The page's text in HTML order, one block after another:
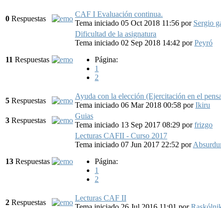
0 Respuestas
CAF I Evaluación continua.
Tema iniciado 05 Oct 2018 11:56 por Sergio
11 Respuestas
Dificultad de la asignatura
Tema iniciado 02 Sep 2018 14:42 porPeyró
Página:
1
2
5 Respuestas
Ayuda con la elección (Ejercitación en el
Tema iniciado 06 Mar 2018 00:58 porIkiru
3 Respuestas
Guias
Tema iniciado 13 Sep 2017 08:29 porfrizgo
13 Respuestas
Lecturas CAFII - Curso 2017
Tema iniciado 07 Jun 2017 22:52 por
Página:
1
2
2 Respuestas
Lecturas CAF II